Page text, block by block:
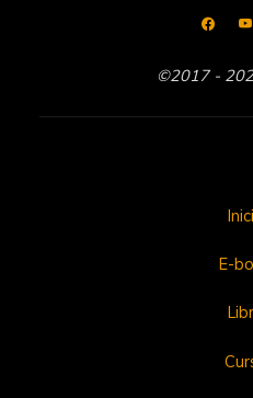
©2017 -
E-